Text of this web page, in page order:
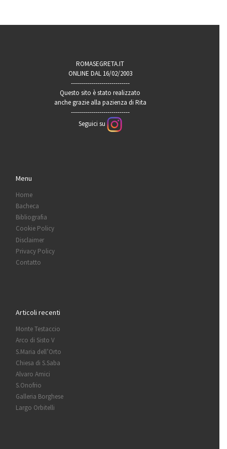
ROMASEGRETA.IT
ONLINE DAL 16/02/2003
-----------------------------
Questo sito è stato realizzato
anche grazie alla pazienza di Rita
-----------------------------
Seguici su
Menu
Home
Bacheca
Bibliografia
Cookie Policy
Disclaimer
Privacy Policy
Contatto
Articoli recenti
Monte Testaccio
Arco di Sisto V
S.Maria dell’Orto
Chiesa di S.Saba
Alvaro Amici
S.Onofrio
Galleria Borghese
Largo Orbitelli